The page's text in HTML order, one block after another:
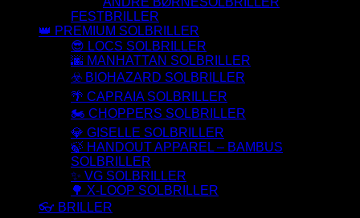
FESTBRILLER
👑 PREMIUM SOLBRILLER
😎 LOCS SOLBRILLER
🌆 MANHATTAN SOLBRILLER
☣️ BIOHAZARD SOLBRILLER
🌴 CAPRAIA SOLBRILLER
🏍️ CHOPPERS SOLBRILLER
💎 GISELLE SOLBRILLER
🍃 HANDOUT APPAREL – BAMBUS
SOLBRILLER
✨ VG SOLBRILLER
🌳 X-LOOP SOLBRILLER
👓 BRILLER